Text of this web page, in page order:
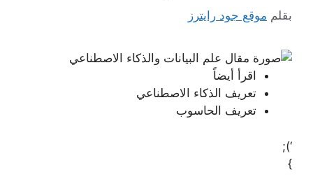
بقلم موقع جود رايترز
اقرأ أيضاً
تعريف الذكاء الاصطناعي
تعريف الحاسوب
‘);
}